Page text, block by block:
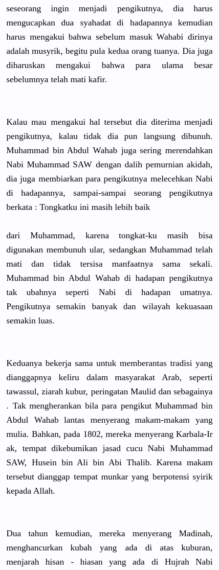
seseorang ingin menjadi pengikutnya, dia harus
mengucapkan dua syahadat di hadapannya kemudian
harus mengakui bahwa sebelum masuk Wahabi dirinya
adalah musyrik, begitu pula kedua orang tuanya. Dia juga
diharuskan mengakui bahwa para ulama besar
sebelumnya telah mati kafir.
Kalau mau mengakui hal tersebut dia diterima menjadi
pengikutnya, kalau tidak dia pun langsung dibunuh.
Muhammad bin Abdul Wahab juga sering merendahkan
Nabi Muhammad SAW dengan dalih pemurnian akidah,
dia juga membiarkan para pengikutnya melecehkan Nabi
di hadapannya, sampai-sampai seorang pengikutnya
berkata : Tongkatku ini masih lebih baik
dari Muhammad, karena tongkat-ku masih bisa
digunakan membunuh ular, sedangkan Muhammad telah
mati dan tidak tersisa manfaatnya sama sekali.
Muhammad bin Abdul Wahab di hadapan pengikutnya
tak ubahnya seperti Nabi di hadapan umatnya.
Pengikutnya semakin banyak dan wilayah kekuasaan
semakin luas.
Keduanya bekerja sama untuk memberantas tradisi yang
dianggapnya keliru dalam masyarakat Arab, seperti
tawassul, ziarah kubur, peringatan Maulid dan sebagainya
. Tak mengherankan bila para pengikut Muhammad bin
Abdul Wahab lantas menyerang makam-makam yang
mulia. Bahkan, pada 1802, mereka menyerang Karbala-Ir
ak, tempat dikebumikan jasad cucu Nabi Muhammad
SAW, Husein bin Ali bin Abi Thalib. Karena makam
tersebut dianggap tempat munkar yang berpotensi syirik
kepada Allah.
Dua tahun kemudian, mereka menyerang Madinah,
menghancurkan kubah yang ada di atas kuburan,
menjarah hisan - hiasan yang ada di Hujrah Nabi